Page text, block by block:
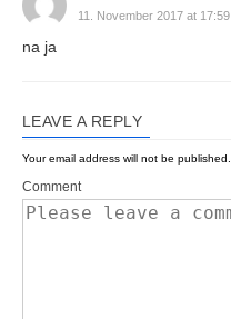
11. November 2017 at 17:59
na ja
LEAVE A REPLY
Your email address will not be published.
Comment